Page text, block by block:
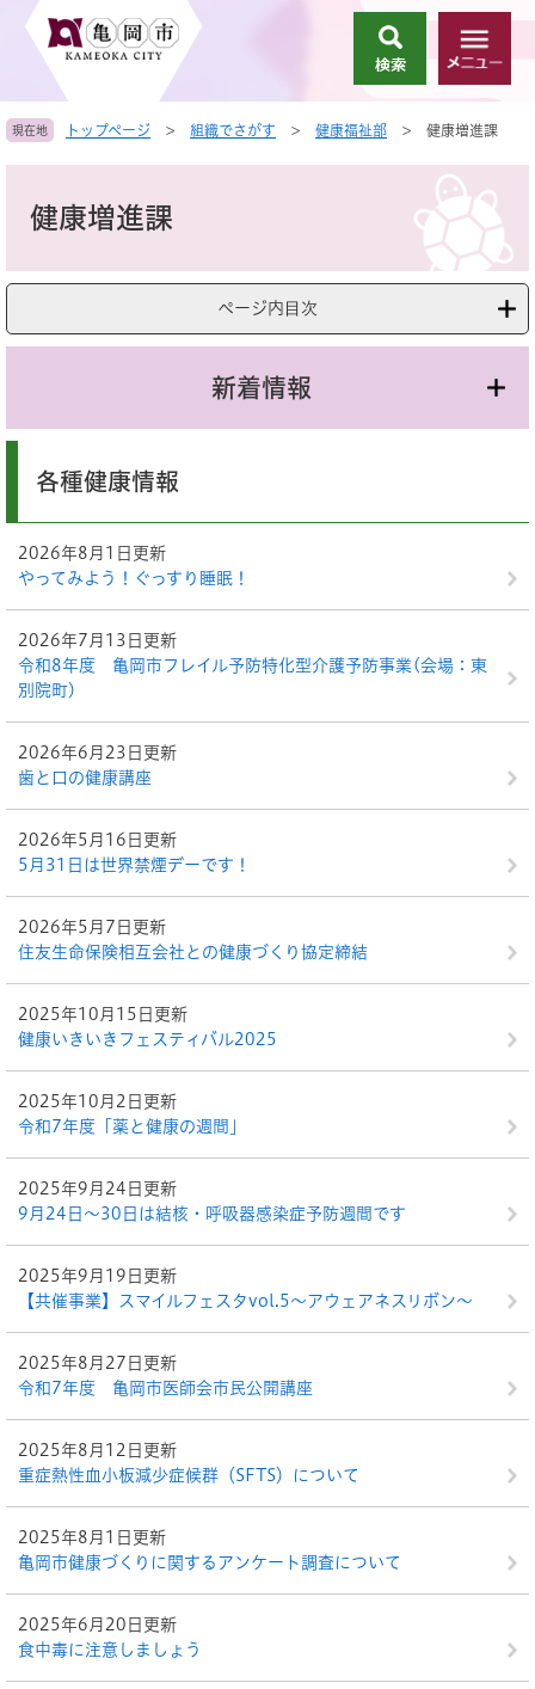
頭
で
飛
ば
へ
索
メ
ニ
ー
現在地 トップページ > 組織でさがす > 健康福祉部 > 健康増進課
健康増進課
ページ内目次
新着情報
各種健康情報
2026年8月1日更新
やってみよう！ぐっすり睡眠！
2026年7月13日更新
令和8年度 亀岡市フレイル予防特化型介護予防事業(会場：東
別院町)
2026年6月23日更新
歯と口の健康講座
2026年5月16日更新
5月31日は世界禁煙デーです！
2026年5月7日更新
住友生命保険相互会社との健康づくり協定締結
2025年10月15日更新
健康いきいきフェスティバル2025
2025年10月2日更新
令和7年度「薬と健康の週間」
2025年9月24日更新
9月24日～30日は結核・呼吸器感染症予防週間です
2025年9月19日更新
【共催事業】スマイルフェスタvol.5～アウェアネスリボン～
2025年8月27日更新
令和7年度 亀岡市医師会市民公開講座
2025年8月12日更新
重症熱性血小板減少症候群（SFTS）について
2025年8月1日更新
亀岡市健康づくりに関するアンケート調査について
2025年6月20日更新
食中毒に注意しましょう